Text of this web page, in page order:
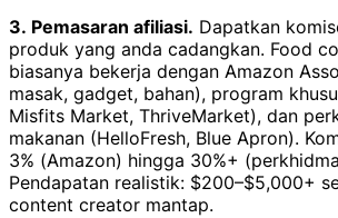
3. Pemasaran afiliasi. Dapatkan
produk yang anda cadangkan. Food
biasanya bekerja dengan Amazon
masak, gadget, bahan), program
Misfits Market, ThriveMarket), dan
makanan (HelloFresh, Blue Apron).
3% (Amazon) hingga 30%+
Pendapatan realistik: $200–$5,000+
content creator mantap.